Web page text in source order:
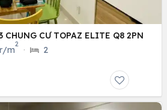
CHUNG CƯ TOPAZ ELITE Q8 2PN
m
2
· 2